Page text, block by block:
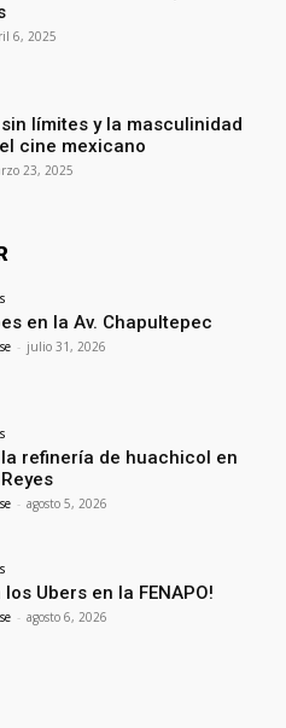
6, 2025
límites y la masculinidad
cine mexicano
23, 2025
en la Av. Chapultepec
- julio 31, 2026
refinería de huachicol en
- agosto 5, 2026
los Ubers en la FENAPO!
- agosto 6, 2026